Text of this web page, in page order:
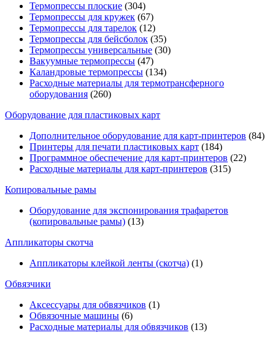
Термопрессы плоские (304)
Термопрессы для кружек (67)
Термопрессы для тарелок (12)
Термопрессы для бейсболок (35)
Термопрессы универсальные (30)
Вакуумные термопрессы (47)
Каландровые термопрессы (134)
Расходные материалы для термотрансферного
оборудования (260)
Оборудование для пластиковых карт
Дополнительное оборудование для карт-принтеров (84)
Принтеры для печати пластиковых карт (184)
Программное обеспечение для карт-принтеров (22)
Расходные материалы для карт-принтеров (315)
Копировальные рамы
Оборудование для экспонирования трафаретов
(копировальные рамы) (13)
Аппликаторы скотча
Аппликаторы клейкой ленты (скотча) (1)
Обвязчики
Аксессуары для обвязчиков (1)
Обвязочные машины (6)
Расходные материалы для обвязчиков (13)